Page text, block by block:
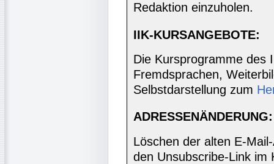
Redaktion einzuholen.
IIK-KURSANGEBOTE:
Die Kursprogramme des
Fremdsprachen,
Selbstdarstellung zum
ADRESSENÄNDERUNG:
Löschen der alten E-
den Unsubscribe-Link im